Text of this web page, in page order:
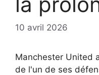
10 avril 2026
Manchester United
de l'un de ses